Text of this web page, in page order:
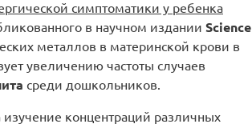
симптоматики у ребенка
в научном издании Science
металлов в материнской крови в
увеличению частоты случаев
среди дошкольников.
концентраций различных